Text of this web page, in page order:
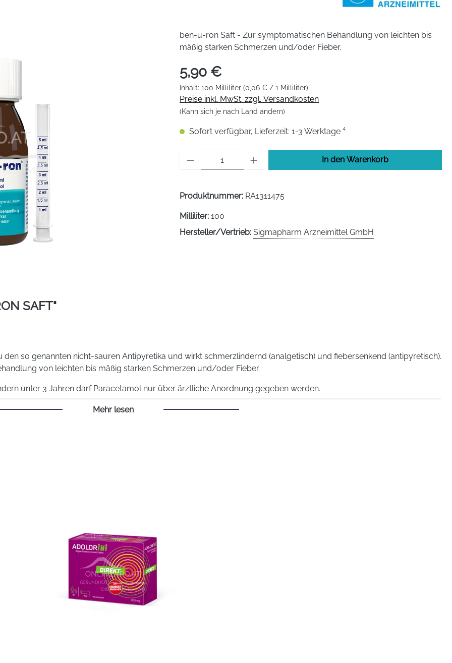
ben-u-ron Saft - Zur symptomatischen Behandlung von leichten bis
mäßig starken Schmerzen und/oder Fieber.
5,90 €
Inhalt: 100 Milliliter (0,06 € / 1 Milliliter)
Preise inkl. MwSt. zzgl. Versandkosten
(Kann sich je nach Land ändern)
Sofort verfügbar, Lieferzeit: 1-3 Werktage ⁴
Produkt Anzahl: Gib den gewünschten Wert
In den Warenkorb
Produktnummer: RA1311475
Milliliter: 100
Hersteller/Vertrieb: Sigmapharm Arzneimittel GmbH
SAFT"
so genannten nicht-sauren Antipyretika und wirkt schmerzlindernd (analgetisch) und fiebersenkend (antipyretisch).
von leichten bis mäßig starken Schmerzen und/oder Fieber.
unter 3 Jahren darf Paracetamol nur über ärztliche Anordnung gegeben werden.
zur richtigen Dosierung bei unterschiedlichen Altersgruppen zur Verfügung.
müssen dazu den Verschluss nach unten drücken und gleichzeitig in Pfeilrichtung gegen den Uhrzeigersinn
den Flaschenhals ein, dass sie fest bis zum Anschlag im Spritzenadapter sitzt.
und neu dosieren. Wenn mehr als 5 ml pro Einnahme notwendig sind, muss die Dosierspritze entsprechend
Mehr lesen